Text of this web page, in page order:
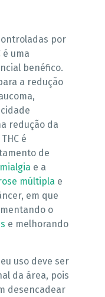
por
é uma
benéfico.
a redução
redução da
é
de
e a
múltipla e
em que
o
e melhorando
uso deve ser
da área, pois
desencadear